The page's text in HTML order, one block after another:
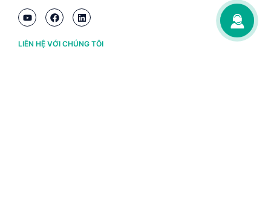
LIÊN HỆ VỚI CHÚNG TÔI